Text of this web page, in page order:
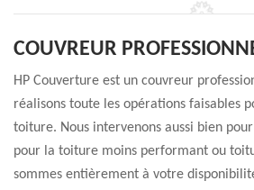
COUVREUR
HP Couverture est un couvreur
réalisons toute les opérations faisables
toiture. Nous intervenons aussi bien
pour la toiture moins performant ou
sommes entièrement à votre